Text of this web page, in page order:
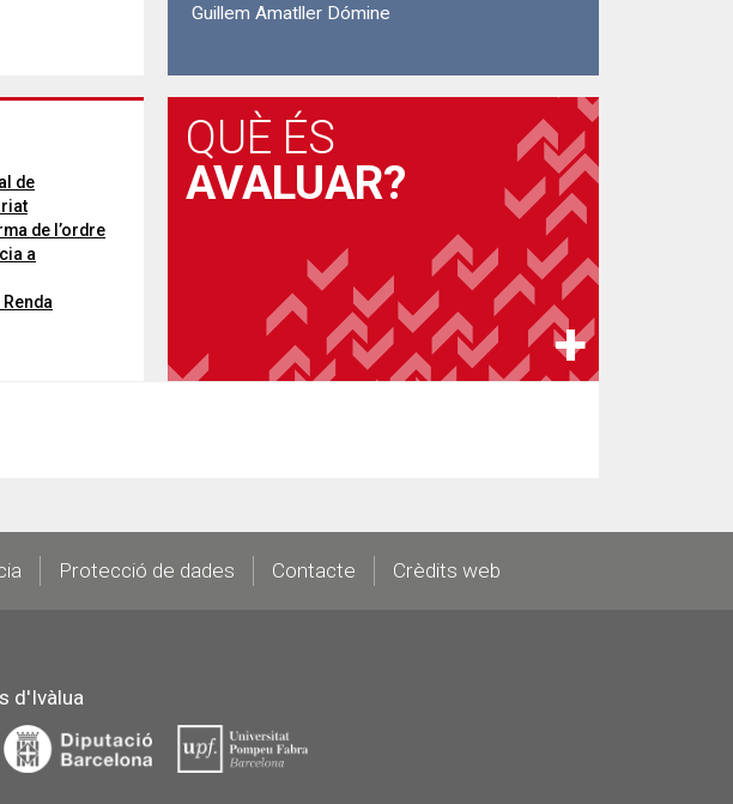
Guillem Amatller Dómine
de
de l’ordre
a
QUÈ ÉS
AVALUAR?
Protecció de dades Contacte Crèdits web
d'Ivàlua